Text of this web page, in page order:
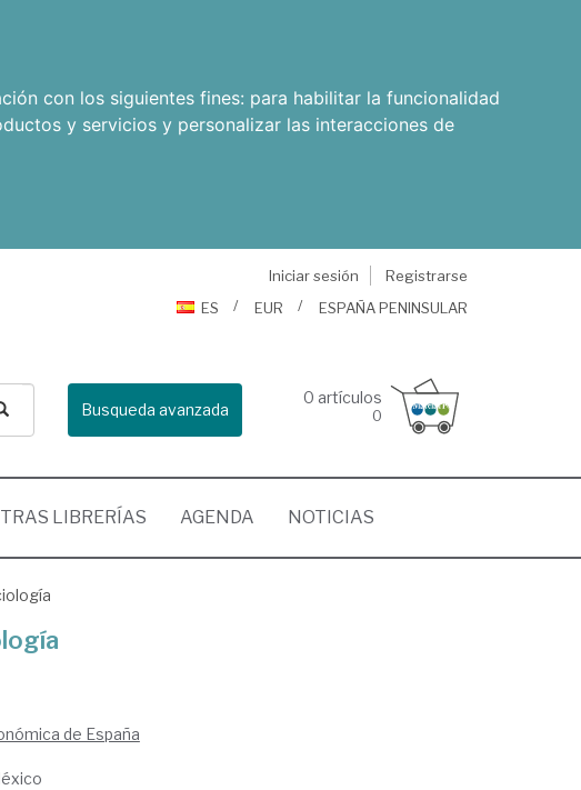
con los siguientes fines: para habilitar la funcionalidad
y servicios y personalizar las interacciones de
Iniciar sesión
Registrarse
ES
EUR ESPAÑA PENINSULAR
Busqueda avanzada
0 artículos
0
LIBRERÍAS AGENDA NOTICIAS
de España